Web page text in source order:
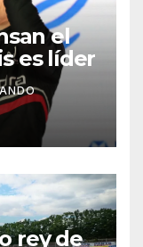
el
es líder
rey de